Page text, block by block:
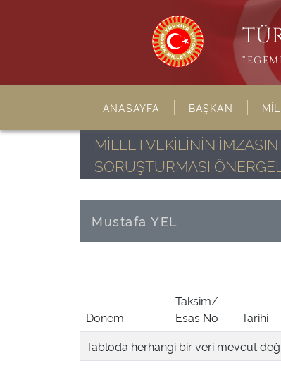
ANASAYFA BAŞKAN
MİLLETVEKİLİNİN
SORUŞTURMASI
Mustafa YEL
Dönem
Taksim/
Esas No
Tarihi
Tabloda herhangi bir veri mevcut